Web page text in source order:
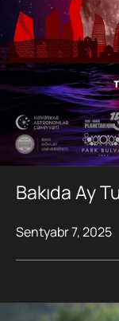
Bakıda Ay
Sentyabr 7, 2025